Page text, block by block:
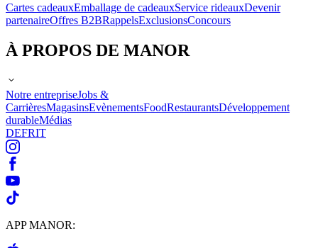
Cartes cadeauxEmballage de cadeauxService rideauxDevenir
partenaireOffres B2BRappelsExclusionsConcours
À PROPOS DE MANOR
Notre entrepriseJobs &
CarrièresMagasinsEvènementsFoodRestaurantsDéveloppement
durableMédias
DEFRIT
APP MANOR: